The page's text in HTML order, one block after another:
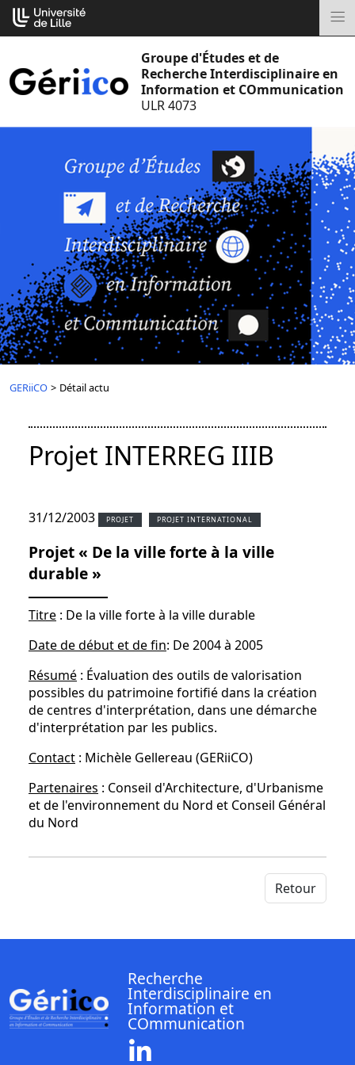
Aller
au
Groupe d'Études et de
Recherche Interdisciplinaire en
Information et COmmunication
ULR 4073
GERiiCO > Détail actu
Projet INTERREG IIIB
31/12/2003 PROJET PROJET INTERNATIONAL
Projet « De la ville forte à la ville
durable »
Titre : De la ville forte à la ville durable
Date de début et de fin: De 2004 à 2005
Résumé : Évaluation des outils de valorisation
possibles du patrimoine fortifié dans la création
de centres d'interprétation, dans une démarche
d'interprétation par les publics.
Contact : Michèle Gellereau (GERiiCO)
Partenaires : Conseil d'Architecture, d'Urbanisme
et de l'environnement du Nord et Conseil Général
du Nord
Retour
Recherche
Interdisciplinaire en
Information et
COmmunication
Cookies management panel